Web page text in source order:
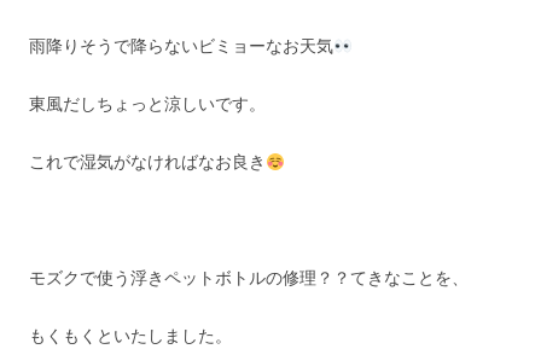
雨降りそうで降らないビミョーなお天気
東風だしちょっと涼しいです。
これで湿気がなければなお良き
モズクで使う浮きペットボトルの修理？？てきなことを、
もくもくといたしました。